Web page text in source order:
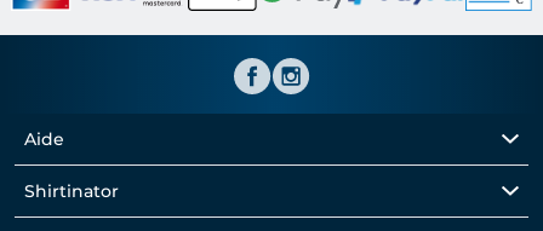
Aide
Shirtinator